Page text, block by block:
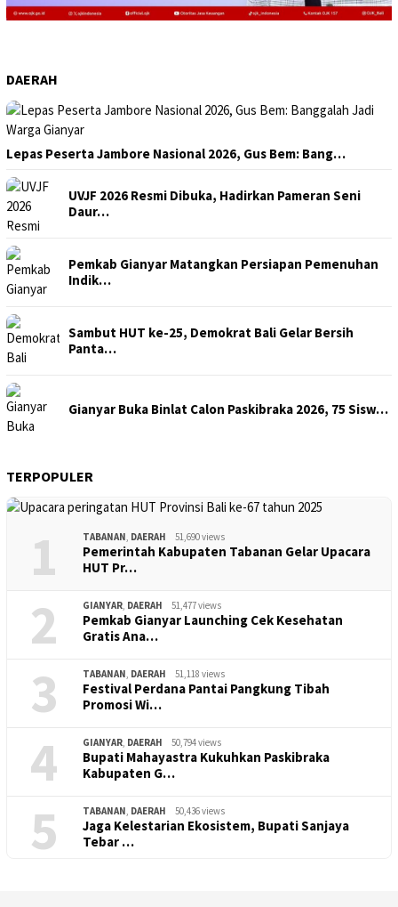
DAERAH
Lepas Peserta Jambore Nasional 2026, Gus Bem: Bang…
UVJF 2026 Resmi Dibuka, Hadirkan Pameran Seni
Daur…
Pemkab Gianyar Matangkan Persiapan Pemenuhan
Indik…
Sambut HUT ke-25, Demokrat Bali Gelar Bersih
Panta…
Gianyar Buka Binlat Calon Paskibraka 2026, 75 Sisw…
TERPOPULER
1 TABANAN, DAERAH 51,690 views
Pemerintah Kabupaten Tabanan Gelar Upacara
HUT Pr…
2 GIANYAR, DAERAH 51,477 views
Pemkab Gianyar Launching Cek Kesehatan
Gratis Ana…
3 TABANAN, DAERAH 51,118 views
Festival Perdana Pantai Pangkung Tibah
Promosi Wi…
4 GIANYAR, DAERAH 50,794 views
Bupati Mahayastra Kukuhkan Paskibraka
Kabupaten G…
5 TABANAN, DAERAH 50,436 views
Jaga Kelestarian Ekosistem, Bupati Sanjaya
Tebar …